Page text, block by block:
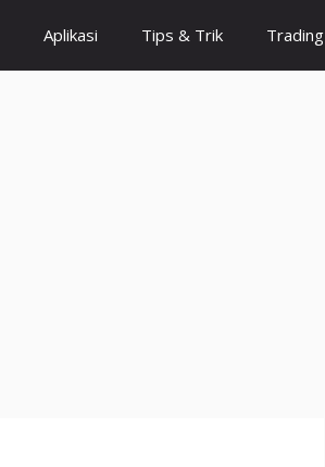
Aplikasi Tips & Trik Trading